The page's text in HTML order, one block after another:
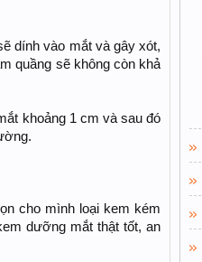
dính vào mắt và gây xót,
quầng sẽ không còn khả
khoảng 1 cm và sau đó
cho mình loại kem kém
dưỡng mắt thật tốt, an